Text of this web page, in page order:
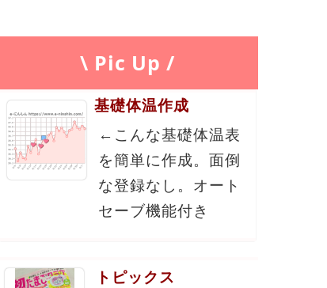
\ Pic Up /
基礎体温作成
←こんな基礎体温表
を簡単に作成。面倒
な登録なし。オート
セーブ機能付き
トピックス